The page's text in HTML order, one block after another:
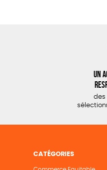
Un
des
CATÉGORIES